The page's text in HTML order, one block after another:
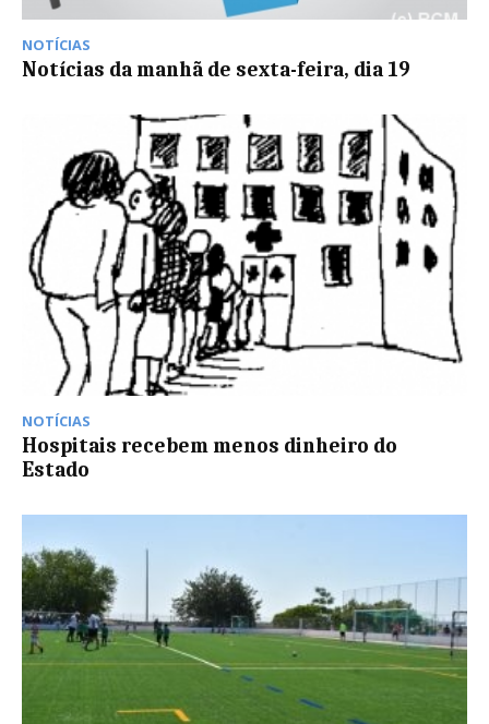
NOTÍCIAS
Notícias da manhã de sexta-feira, dia 19
NOTÍCIAS
Hospitais recebem menos dinheiro do
Estado